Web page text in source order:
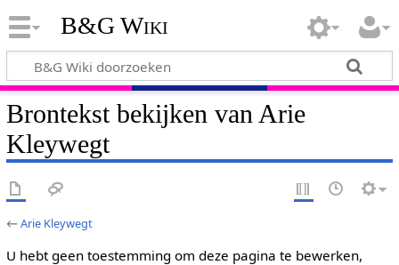
B&G Wiki
Brontekst bekijken van Arie
Kleywegt
←Arie Kleywegt
U hebt geen toestemming om deze pagina te bewerken,